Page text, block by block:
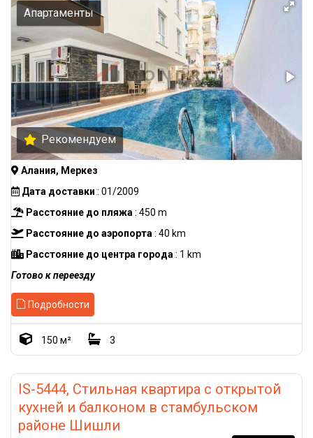
Апартаменты
Рекомендуем
Алания, Меркез
Дата доставки : 01/2009
Расстояние до пляжа : 450 m
Расстояние до аэропорта : 40 km
Расстояние до центра города : 1 km
Готово к переезду
Подробности
150 м² 3
IS-5444, Стильная квартира с открытой
кухней и балконом в стамбульском
районе Шишли